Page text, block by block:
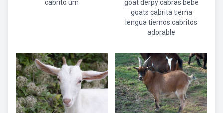
cabrito um
goat derpy cabras bebe
goats cabrita tierna
lengua tiernos cabritos
adorable